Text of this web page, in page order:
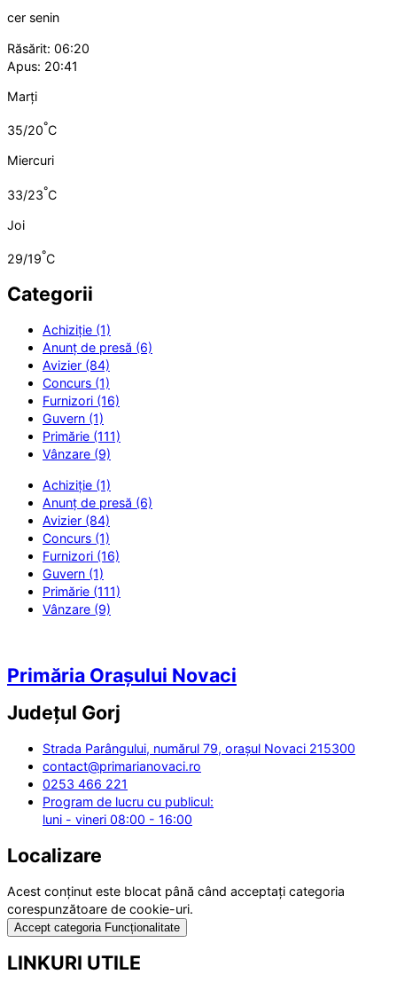
cer senin
Răsărit: 06:20
Apus: 20:41
Marți
35/20°C
Miercuri
33/23°C
Joi
29/19°C
Categorii
Achiziție (1)
Anunț de presă (6)
Avizier (84)
Concurs (1)
Furnizori (16)
Guvern (1)
Primărie (111)
Vânzare (9)
Achiziție (1)
Anunț de presă (6)
Avizier (84)
Concurs (1)
Furnizori (16)
Guvern (1)
Primărie (111)
Vânzare (9)
Primăria Orașului Novaci
Județul Gorj
Strada Parângului, numărul 79, orașul Novaci 215300
contact@primarianovaci.ro
0253 466 221
Program de lucru cu publicul:
luni - vineri 08:00 - 16:00
Localizare
Acest conținut este blocat până când acceptați categoria
corespunzătoare de cookie-uri.
Accept categoria Funcționalitate
LINKURI UTILE